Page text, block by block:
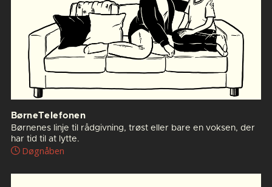
BørneTelefonen
Børnenes linje til rådgivning, trøst eller bare en voksen, der
har tid til at lytte.
Døgnåben